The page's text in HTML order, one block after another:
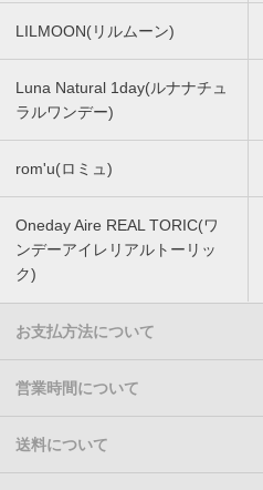
LILMOON(リルムーン)
Luna Natural 1day(ルナナチュ
ラルワンデー)
rom'u(ロミュ)
Oneday Aire REAL TORIC(ワ
ンデーアイレリアルトーリッ
ク)
お支払方法について
営業時間について
送料について